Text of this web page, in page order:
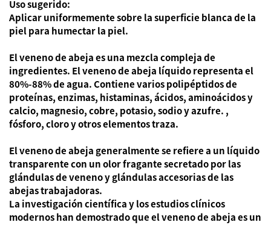
Uso sugerido:
Aplicar uniformemente sobre la superficie blanca de la
piel para humectar la piel.
El veneno de abeja es una mezcla compleja de
ingredientes. El veneno de abeja líquido representa el
80%-88% de agua. Contiene varios polipéptidos de
proteínas, enzimas, histaminas, ácidos, aminoácidos y
calcio, magnesio, cobre, potasio, sodio y azufre. ,
fósforo, cloro y otros elementos traza.
El veneno de abeja generalmente se refiere a un líquido
transparente con un olor fragante secretado por las
glándulas de veneno y glándulas accesorias de las
abejas trabajadoras.
La investigación científica y los estudios clínicos
modernos han demostrado que el veneno de abeja es un